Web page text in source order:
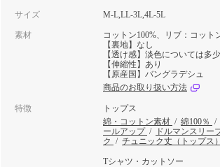
サイズ M-L,LL-3L,4L-5L
素材
コットン100%、リブ：コット
【裏地】なし
【透け感】淡色については多
【伸縮性】あり
【原産国】バングラデシュ
商品のお取り扱い方法
特徴
トップス
綿・コットン素材 / 綿100％ /
ールアップ / ドルマンスリー
ク / チュニック丈（トップス）
Tシャツ・カットソー